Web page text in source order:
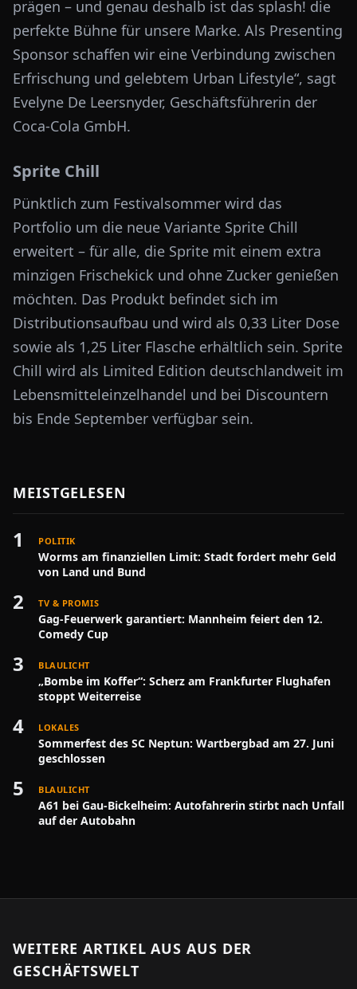
prägen – und genau deshalb ist das splash! die
perfekte Bühne für unsere Marke. Als Presenting
Sponsor schaffen wir eine Verbindung zwischen
Erfrischung und gelebtem Urban Lifestyle“, sagt
Evelyne De Leersnyder, Geschäftsführerin der
Coca-Cola GmbH.
Sprite Chill
Pünktlich zum Festivalsommer wird das
Portfolio um die neue Variante Sprite Chill
erweitert – für alle, die Sprite mit einem extra
minzigen Frischekick und ohne Zucker genießen
möchten. Das Produkt befindet sich im
Distributionsaufbau und wird als 0,33 Liter Dose
sowie als 1,25 Liter Flasche erhältlich sein. Sprite
Chill wird als Limited Edition deutschlandweit im
Lebensmitteleinzelhandel und bei Discountern
bis Ende September verfügbar sein.
MEISTGELESEN
1 POLITIK
Worms am finanziellen Limit: Stadt fordert mehr Geld
von Land und Bund
2 TV & PROMIS
Gag-Feuerwerk garantiert: Mannheim feiert den 12.
Comedy Cup
3 BLAULICHT
„Bombe im Koffer“: Scherz am Frankfurter Flughafen
stoppt Weiterreise
4 LOKALES
Sommerfest des SC Neptun: Wartbergbad am 27. Juni
geschlossen
5 BLAULICHT
A61 bei Gau-Bickelheim: Autofahrerin stirbt nach Unfall
auf der Autobahn
WEITERE ARTIKEL AUS AUS DER
GESCHÄFTSWELT